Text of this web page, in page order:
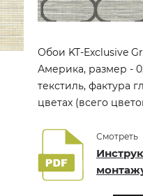
Обои KT-Exclusive
Америка, размер -
текстиль, фактура
цветах (всего
Смотреть